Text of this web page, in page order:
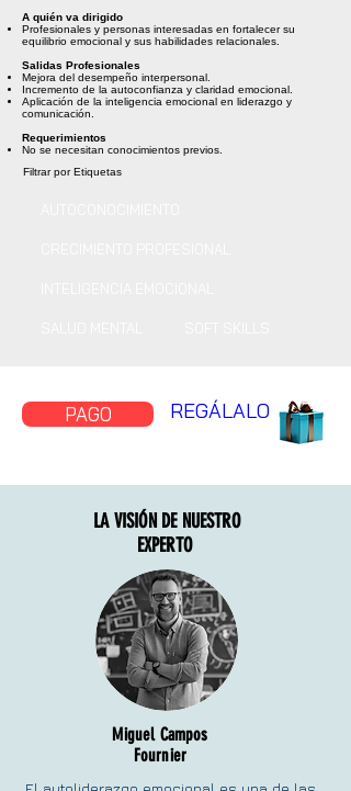
A quién va dirigido
Profesionales y personas interesadas en fortalecer su
equilibrio emocional y sus habilidades relacionales.
Salidas Profesionales
Mejora del desempeño interpersonal.
Incremento de la autoconfianza y claridad emocional.
Aplicación de la inteligencia emocional en liderazgo y
comunicación.
Requerimientos
No se necesitan conocimientos previos.
Filtrar por Etiquetas
PAGO REGÁLALO
LA VISIÓN DE NUESTRO
EXPERTO
Miguel Campos
Fournier